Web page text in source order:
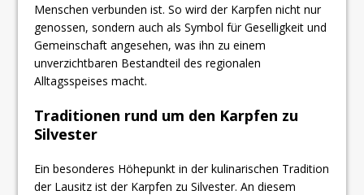
Menschen verbunden ist. So wird der Karpfen nicht nur
genossen, sondern auch als Symbol für Geselligkeit und
Gemeinschaft angesehen, was ihn zu einem
unverzichtbaren Bestandteil des regionalen
Alltagsspeises macht.
Traditionen rund um den Karpfen zu
Silvester
Ein besonderes Höhepunkt in der kulinarischen Tradition
der Lausitz ist der Karpfen zu Silvester. An diesem